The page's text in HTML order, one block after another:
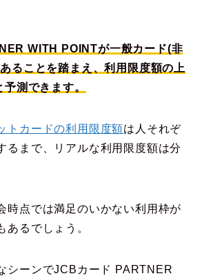
WITH POINTが一般カード(非
ることを踏まえ、利用限度額の上
測できます。
トカードの利用限度額は人それぞ
るまで、リアルな利用限度額は分
時点では満足のいかない利用枠が
あるでしょう。
シーンでJCBカード PARTNER